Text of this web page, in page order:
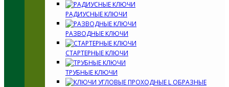
РАДИУСНЫЕ КЛЮЧИ
РАЗВОДНЫЕ КЛЮЧИ
СТАРТЕРНЫЕ КЛЮЧИ
ТРУБНЫЕ КЛЮЧИ